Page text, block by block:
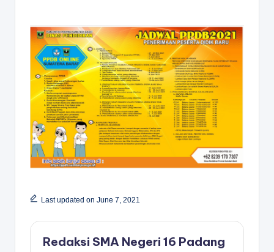
Last updated on June 7, 2021
Redaksi SMA Negeri 16 Padang